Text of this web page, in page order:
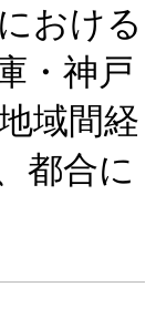
おける
・神戸
域間経
都合に